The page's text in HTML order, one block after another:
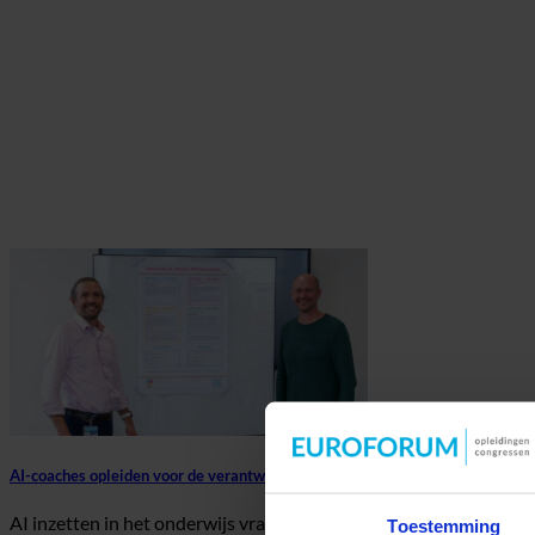
Toestemming
AI-coaches opleiden voor de verantwoorde inzet van AI
AI inzetten in het onderwijs vraagt meer dan alleen